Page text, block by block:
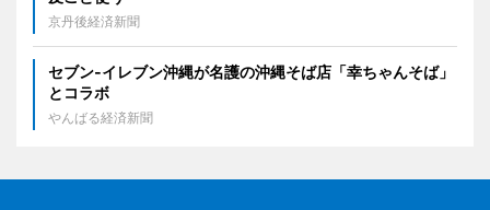
京丹後経済新聞
セブン‐イレブン沖縄が名護の沖縄そば店「幸ちゃんそば」
とコラボ
やんばる経済新聞